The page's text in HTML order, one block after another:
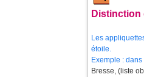
Distinction
Les
étoile.
Exemple :
Bresse, (liste